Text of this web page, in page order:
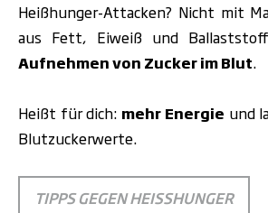
Heißhunger-Attacken? Nicht mit
aus Fett, Eiweiß und
Aufnehmen von Zucker im Blut.
Heißt für dich: mehr Energie und
Blutzuckerwerte.
TIPPS GEGEN HEISSHUNGER